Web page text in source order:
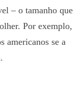
– o tamanho que
Por exemplo,
americanos se a